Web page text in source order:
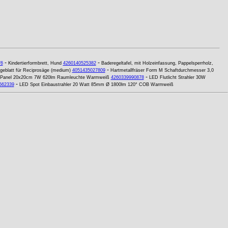
- Kindertierformbrett, Hund 4260140525382- Baderegeltafel, mit Holzeinfassung, Pappelsperrholz,
für Reciprosäge (medium) 4051435027809- Hartmetallfräser Form M Schaftdurchmesser 3,0
20x20cm 7W 620lm Raumleuchte Warmweiß 4260339990878- LED Flutlicht Strahler 30W
- LED Spot Einbaustrahler 20 Watt 85mm Ø 1800lm 120° COB Warmweiß